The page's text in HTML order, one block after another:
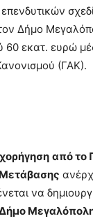
Δήμο
60 εκατ. ευρώ
(ΓΑΚ).
από το
να